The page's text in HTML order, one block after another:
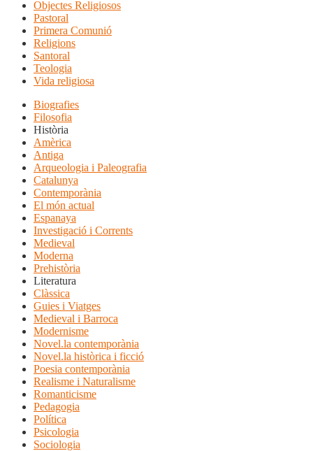
Objectes Religiosos
Pastoral
Primera Comunió
Religions
Santoral
Teologia
Vida religiosa
Biografies
Filosofia
Història
Amèrica
Antiga
Arqueologia i Paleografia
Catalunya
Contemporània
El món actual
Espanaya
Investigació i Corrents
Medieval
Moderna
Prehistòria
Literatura
Clàssica
Guies i Viatges
Medieval i Barroca
Modernisme
Novel.la contemporània
Novel.la històrica i ficció
Poesia contemporània
Realisme i Naturalisme
Romanticisme
Pedagogia
Política
Psicologia
Sociologia